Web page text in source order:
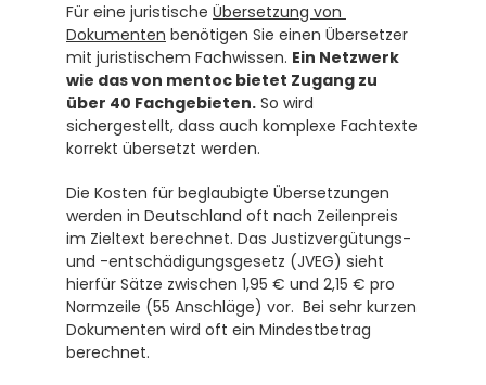
Für eine juristische Übersetzung von
Dokumenten benötigen Sie einen Übersetzer
mit juristischem Fachwissen. Ein Netzwerk
wie das von mentoc bietet Zugang zu
über 40 Fachgebieten. So wird
sichergestellt, dass auch komplexe Fachtexte
korrekt übersetzt werden.
Die Kosten für beglaubigte Übersetzungen
werden in Deutschland oft nach Zeilenpreis
im Zieltext berechnet. Das Justizvergütungs-
und -entschädigungsgesetz (JVEG) sieht
hierfür Sätze zwischen 1,95 € und 2,15 € pro
Normzeile (55 Anschläge) vor.  Bei sehr kurzen
Dokumenten wird oft ein Mindestbetrag
berechnet.